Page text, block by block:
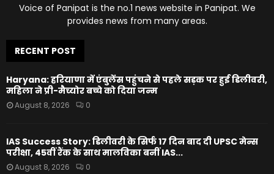
Voice of Panipat is the no.1 news website in Panipat. We
provides news from many areas.
RECENT POST
Haryana: हरियाणा में एंबुलेंस पहुंचने से पहले सड़क पर हुई डिलीवरी,
महिला ने प्री-मैच्योर बच्चे को दिया जन्म
August 8, 2026 0
IAS Success Story: डिलीवरी के सिर्फ 17 दिन बाद दी UPSC मेन्स
परीक्षा, 45वीं रैंक के साथ मालविका बनीं IAS...
August 8, 2026 0